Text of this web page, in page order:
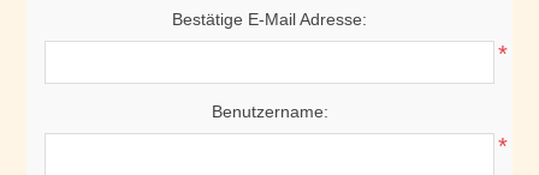
Bestätige E-Mail Adresse:
*
Benutzername:
*